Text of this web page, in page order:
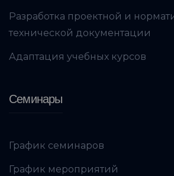
Разработка проектной и
технической документации
Адаптация учебных курсов
Семинары
График семинаров
График мероприятий